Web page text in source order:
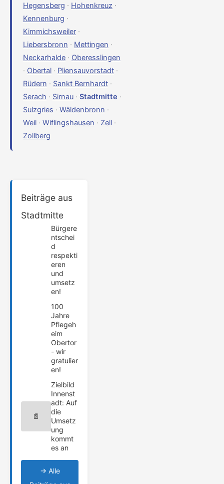
Hegensberg · Hohenkreuz ·
Kennenburg ·
Kimmichsweiler·
Liebersbronn · Mettingen ·
Neckarhalde· Oberesslingen
· Obertal· Pliensauvorstadt·
Rüdern · Sankt Bernhardt·
Serach · Sirnau· Stadtmitte ·
Sulzgries · Wäldenbronn ·
Weil· Wiflingshausen · Zell·
Zollberg
Beiträge aus
Stadtmitte
Bürgere
ntschei
d
respekti
eren
und
umsetz
en!
100
Jahre
Pflegeh
eim
Obertor
- wir
gratulier
en!
📄
Zielbild
Innenst
adt: Auf
die
Umsetz
ung
kommt
es an
→ Alle